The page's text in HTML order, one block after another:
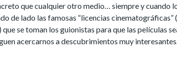
que cualquier otro medio… siempre y cuando
de lado las famosas “licencias
se toman los guionistas para que las películas
acercarnos a descubrimientos muy interesantes.